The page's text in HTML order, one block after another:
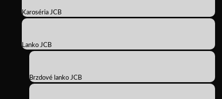
Karoséria JCB
Lanko JCB
Brzdové lanko JCB